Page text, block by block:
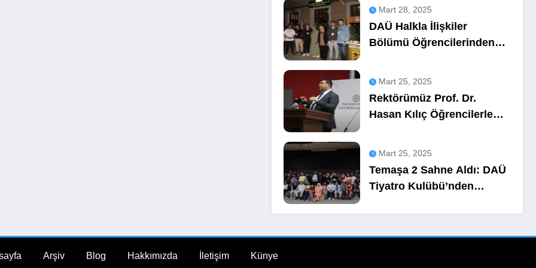
Mart 28, 2025
DAÜ Halkla İlişkiler
Bölümü Öğrencilerinden
Mart 25, 2025
Rektörümüz Prof. Dr.
Hasan Kılıç Öğrencilerle
Mart 25, 2025
Temaşa 2 Sahne Aldı: DAÜ
Tiyatro Kulübü’nden
Arşiv Blog Hakkımızda İletişim Künye